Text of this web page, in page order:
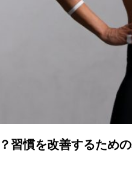
習慣を改善するため